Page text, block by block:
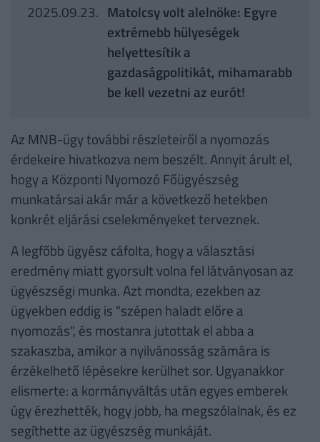
2025.09.23. Matolcsy volt alelnöke: Egyre
extrémebb hülyeségek
helyettesítik a
gazdaságpolitikát, mihamarabb
be kell vezetni az eurót!
Az MNB-ügy további részleteiről a nyomozás
érdekeire hivatkozva nem beszélt. Annyit árult el,
hogy a Központi Nyomozó Főügyészség
munkatársai akár már a következő hetekben
konkrét eljárási cselekményeket terveznek.
A legfőbb ügyész cáfolta, hogy a választási
eredmény miatt gyorsult volna fel látványosan az
ügyészségi munka. Azt mondta, ezekben az
ügyekben eddig is "szépen haladt előre a
nyomozás", és mostanra jutottak el abba a
szakaszba, amikor a nyilvánosság számára is
érzékelhető lépésekre kerülhet sor. Ugyanakkor
elismerte: a kormányváltás után egyes emberek
úgy érezhették, hogy jobb, ha megszólalnak, és ez
segíthette az ügyészség munkáját.